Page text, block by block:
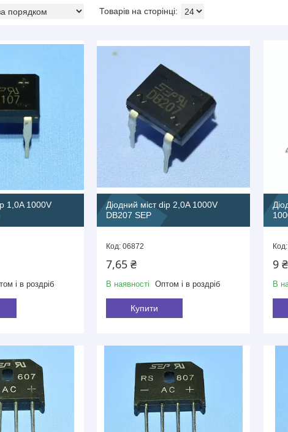
1,0A 1000V
і в роздріб
Діодний міст dip 2,0A 1000V
DB207 SEP
06872
7,65 ₴
В наявності Оптом і в роздріб
Купити
9 ₴
В